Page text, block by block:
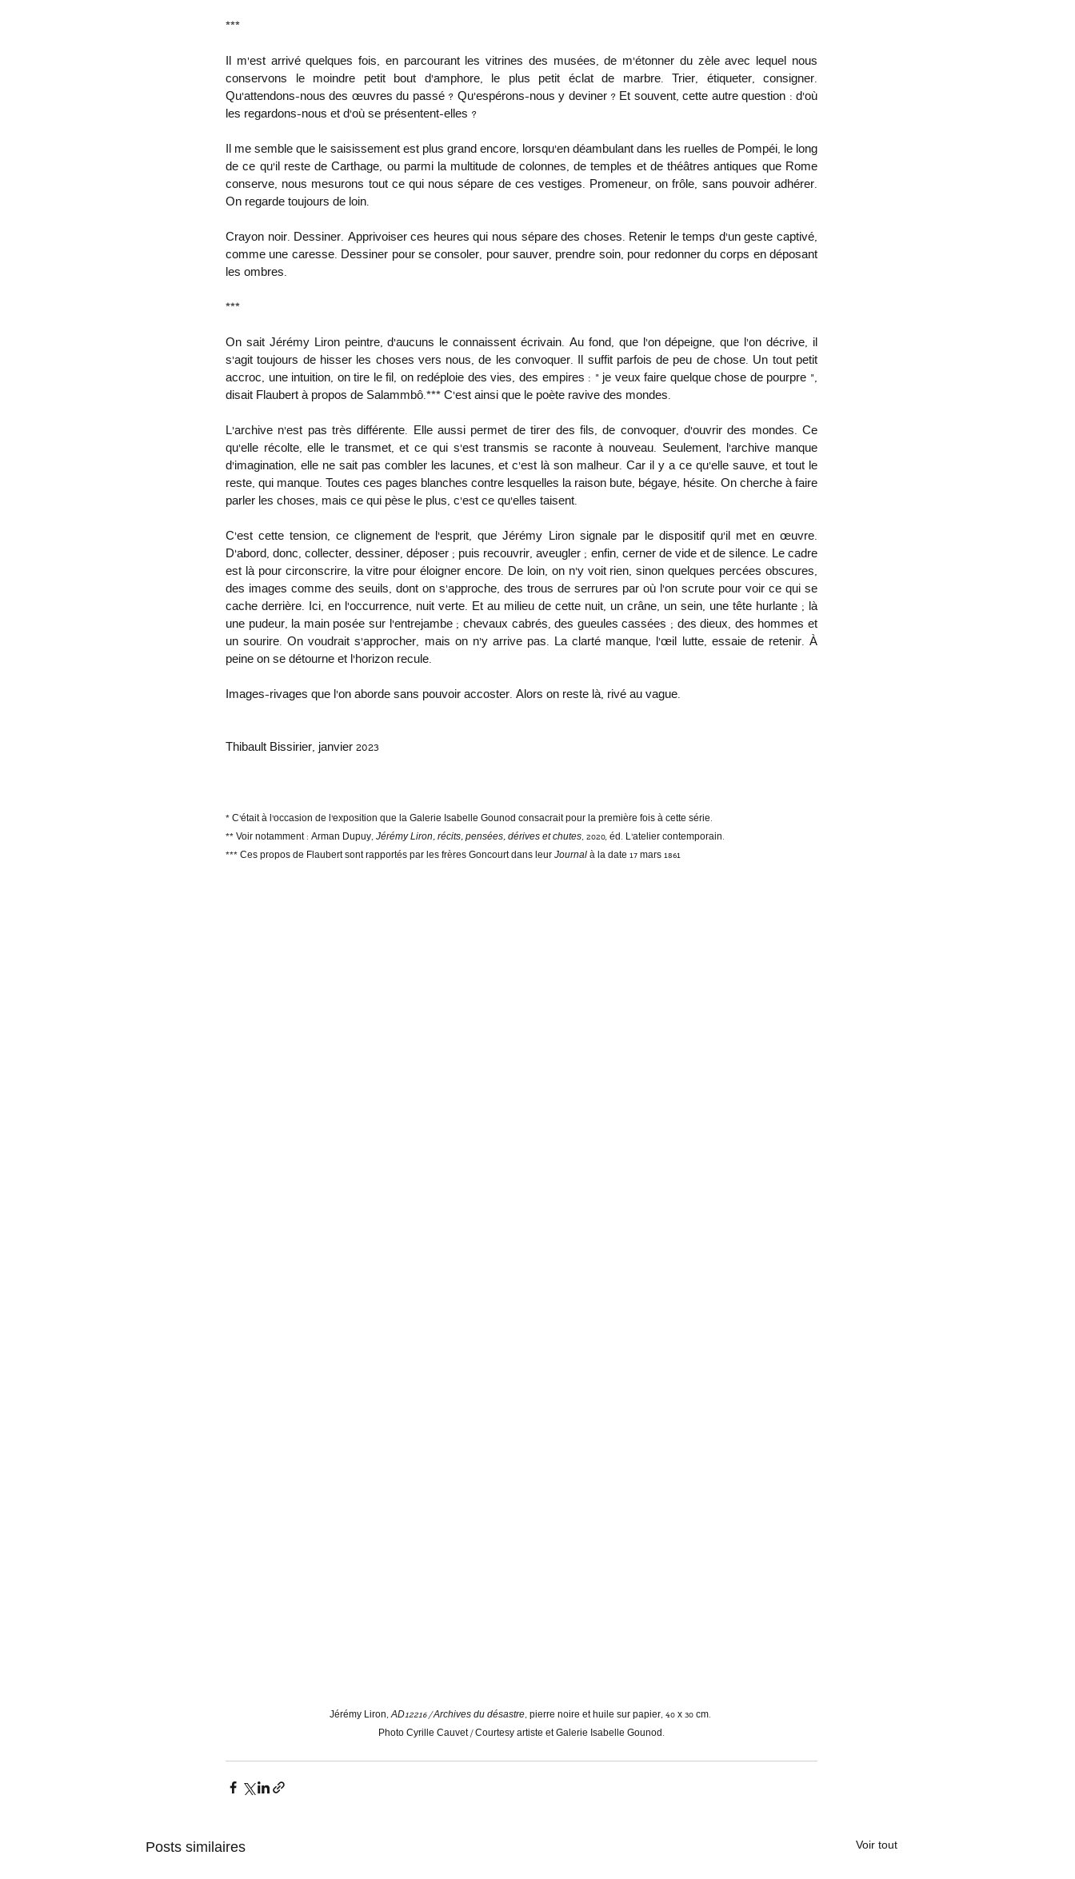
***
Il m’est arrivé quelques fois, en parcourant les vitrines des musées, de m’étonner du zèle avec lequel nous
conservons le moindre petit bout d’amphore, le plus petit éclat de marbre. Trier, étiqueter, consigner.
Qu’attendons-nous des œuvres du passé ? Qu’espérons-nous y deviner ? Et souvent, cette autre question : d’où
les regardons-nous et d’où se présentent-elles ?
Il me semble que le saisissement est plus grand encore, lorsqu’en déambulant dans les ruelles de Pompéi, le long
de ce qu’il reste de Carthage, ou parmi la multitude de colonnes, de temples et de théâtres antiques que Rome
conserve, nous mesurons tout ce qui nous sépare de ces vestiges. Promeneur, on frôle, sans pouvoir adhérer.
On regarde toujours de loin.
Crayon noir. Dessiner. Apprivoiser ces heures qui nous sépare des choses. Retenir le temps d’un geste captivé,
comme une caresse. Dessiner pour se consoler, pour sauver, prendre soin, pour redonner du corps en déposant
les ombres.
***
On sait Jérémy Liron peintre, d’aucuns le connaissent écrivain. Au fond, que l’on dépeigne, que l’on décrive, il
s’agit toujours de hisser les choses vers nous, de les convoquer. Il suffit parfois de peu de chose. Un tout petit
accroc, une intuition, on tire le fil, on redéploie des vies, des empires : « je veux faire quelque chose de pourpre »,
disait Flaubert à propos de Salammbô.*** C’est ainsi que le poète ravive des mondes.
L’archive n'est pas très différente. Elle aussi permet de tirer des fils, de convoquer, d’ouvrir des mondes. Ce
qu’elle récolte, elle le transmet, et ce qui s’est transmis se raconte à nouveau. Seulement, l’archive manque
d’imagination, elle ne sait pas combler les lacunes, et c’est là son malheur. Car il y a ce qu’elle sauve, et tout le
reste, qui manque. Toutes ces pages blanches contre lesquelles la raison bute, bégaye, hésite. On cherche à faire
parler les choses, mais ce qui pèse le plus, c’est ce qu’elles taisent.
C’est cette tension, ce clignement de l’esprit, que Jérémy Liron signale par le dispositif qu’il met en œuvre.
D’abord, donc, collecter, dessiner, déposer ; puis recouvrir, aveugler ; enfin, cerner de vide et de silence. Le cadre
est là pour circonscrire, la vitre pour éloigner encore. De loin, on n’y voit rien, sinon quelques percées obscures,
des images comme des seuils, dont on s’approche, des trous de serrures par où l’on scrute pour voir ce qui se
cache derrière. Ici, en l’occurrence, nuit verte. Et au milieu de cette nuit, un crâne, un sein, une tête hurlante ; là
une pudeur, la main posée sur l’entrejambe ; chevaux cabrés, des gueules cassées ; des dieux, des hommes et
un sourire. On voudrait s’approcher, mais on n’y arrive pas. La clarté manque, l’œil lutte, essaie de retenir. À
peine on se détourne et l‘horizon recule.
Images-rivages que l’on aborde sans pouvoir accoster. Alors on reste là, rivé au vague.
Thibault Bissirier, janvier 2023
* C’était à l’occasion de l’exposition que la Galerie Isabelle Gounod consacrait pour la première fois à cette série.
** Voir notamment : Arman Dupuy, Jérémy Liron, récits, pensées, dérives et chutes, 2020, éd. L’atelier contemporain.
*** Ces propos de Flaubert sont rapportés par les frères Goncourt dans leur Journal à la date 17 mars 1861
Jérémy Liron, AD12216 / Archives du désastre, pierre noire et huile sur papier, 40 x 30 cm.
Photo Cyrille Cauvet / Courtesy artiste et Galerie Isabelle Gounod.
Posts similaires Voir tout